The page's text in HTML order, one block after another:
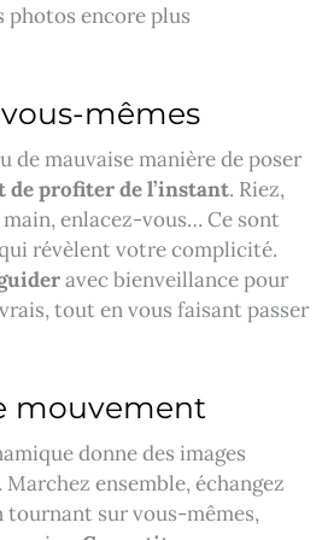
photos encore plus
mêmes
de mauvaise manière de poser
profiter de l’instant. Riez,
enlacez-vous… Ce sont
révèlent votre complicité.
avec bienveillance pour
tout en vous faisant passer
mouvement
donne des images
ensemble, échangez
tournant sur vous-mêmes,